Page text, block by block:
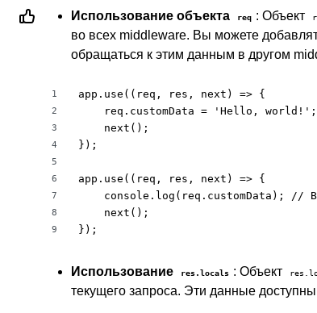
Использование объекта req : Объект
во всех middleware. Вы можете
обращаться к этим данным в другом
1
2
3
4
5
6
7
8
9
app.use((req, res, next) => {
    req.customData = 'Hello, world!';
    next();
});
app.use((req, res, next) => {
console.log(req.customData); //
    next();
});
Использование res.locals : Объект
текущего запроса. Эти данные